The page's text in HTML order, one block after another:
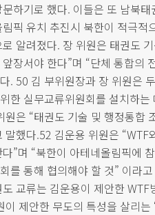
하기로 했다. 이들은 또 남북
픽 유치 추진시 북한이 적극적
알려졌다. 장 위원은 태권도
장서야 한다”며 “단체 통합의
. 50 김 부위원장과 장 위원은
한 실무교류위원회를 설치하
원은 “태권도 기술 및 행정통합
말했다.52 김운용 위원은 “WTF
”며 “북한이 아테네올림픽에
를 통해 협의해야 할 것” 이라
교류는 김운용이 제안한 WTF
제안한 무도의 특성을 살리는